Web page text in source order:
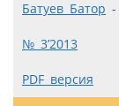
Батуев Батор -
№ 3’2013
PDF версия